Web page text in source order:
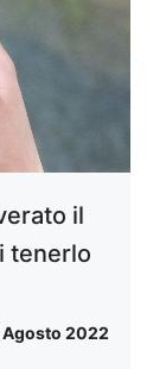
il
tenerlo
Agosto 2022